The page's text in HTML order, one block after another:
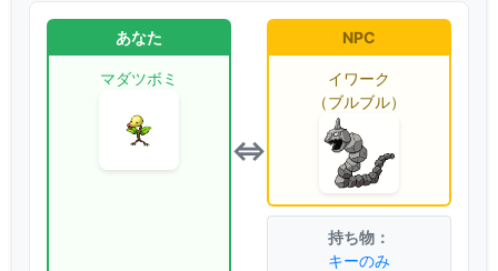
あなた
マダツボミ
⇔
NPC
イワーク
（ブルブル）
キーのみ